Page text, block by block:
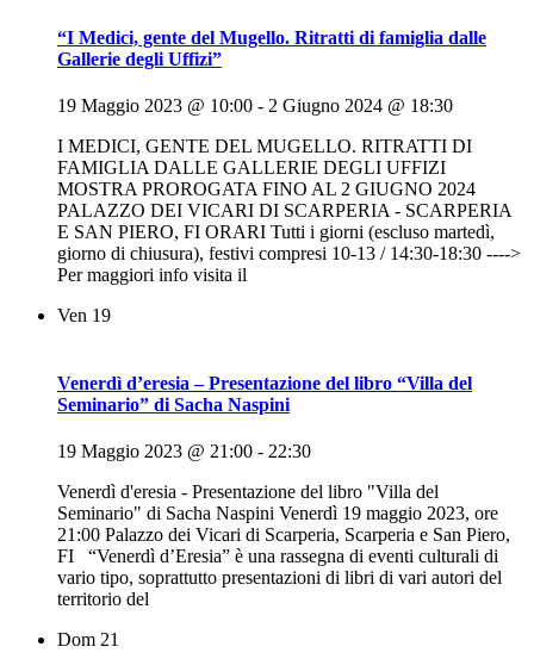
“I Medici, gente del Mugello. Ritratti di famiglia dalle
Gallerie degli Uffizi”
19 Maggio 2023 @ 10:00 - 2 Giugno 2024 @ 18:30
I MEDICI, GENTE DEL MUGELLO. RITRATTI DI
FAMIGLIA DALLE GALLERIE DEGLI UFFIZI
MOSTRA PROROGATA FINO AL 2 GIUGNO 2024
PALAZZO DEI VICARI DI SCARPERIA - SCARPERIA
E SAN PIERO, FI ORARI Tutti i giorni (escluso martedì,
giorno di chiusura), festivi compresi 10-13 / 14:30-18:30 ---->
Per maggiori info visita il
Ven 19
Venerdì d’eresia – Presentazione del libro “Villa del
Seminario” di Sacha Naspini
19 Maggio 2023 @ 21:00 - 22:30
Venerdì d'eresia - Presentazione del libro "Villa del
Seminario" di Sacha Naspini Venerdì 19 maggio 2023, ore
21:00 Palazzo dei Vicari di Scarperia, Scarperia e San Piero,
FI “Venerdì d’Eresia” è una rassegna di eventi culturali di
vario tipo, soprattutto presentazioni di libri di vari autori del
territorio del
Dom 21